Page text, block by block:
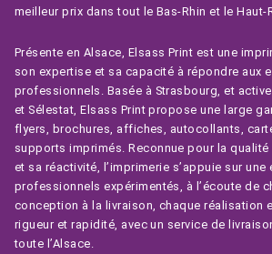
meilleur prix dans tout le Bas-Rhin et le Haut-
Présente en Alsace, Elsass Print est une
son expertise et sa capacité à répondre aux
professionnels. Basée à Strasbourg, et
et Sélestat, Elsass Print propose une large
flyers, brochures, affiches, autocollants,
supports imprimés. Reconnue pour la
et sa réactivité, l’imprimerie s’appuie sur une
professionnels expérimentés, à l’écoute de
conception à la livraison, chaque réalisation
rigueur et rapidité, avec un service de
toute l’Alsace.